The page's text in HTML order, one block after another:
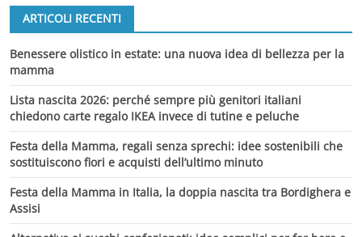
ARTICOLI RECENTI
Benessere olistico in estate: una nuova idea di bellezza per la
mamma
Lista nascita 2026: perché sempre più genitori italiani
chiedono carte regalo IKEA invece di tutine e peluche
Festa della Mamma, regali senza sprechi: idee sostenibili che
sostituiscono fiori e acquisti dell’ultimo minuto
Festa della Mamma in Italia, la doppia nascita tra Bordighera e
Assisi